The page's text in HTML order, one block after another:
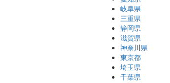
岐阜県
三重県
静岡県
滋賀県
神奈川県
東京都
埼玉県
千葉県